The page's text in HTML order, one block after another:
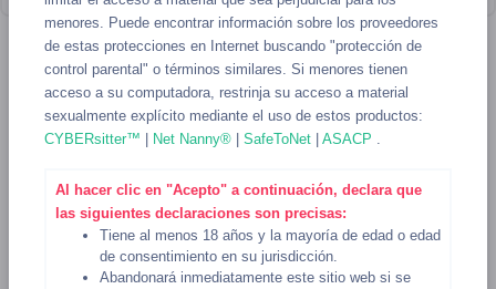
menores. Puede encontrar información sobre los proveedores
de estas protecciones en Internet buscando "protección de
control parental" o términos similares. Si menores tienen
acceso a su computadora, restrinja su acceso a material
sexualmente explícito mediante el uso de estos productos:
CYBERsitter™ | Net Nanny® | SafeToNet | ASACP
Al hacer clic en "Acepto" a continuación, declara que
las siguientes declaraciones son precisas:
Tiene al menos 18 años y la mayoría de edad o edad
de consentimiento en su jurisdicción.
Abandonará inmediatamente este sitio web si se